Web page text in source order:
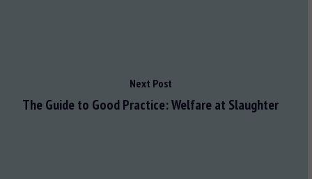
Next Post
The Guide to Good Practice: Welfare at Slaughter